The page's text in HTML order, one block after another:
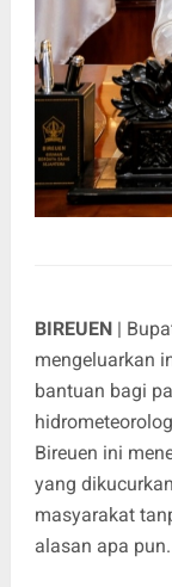
BIREUEN|
mengeluarkan
bantuan bagi
Bireuen ini
yang
masyarakat
alasan apa pun.